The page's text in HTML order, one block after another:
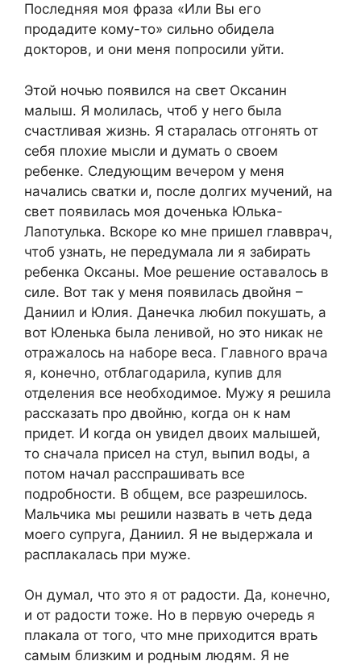
Последняя моя фраза «Или Вы его
продадите кому-то» сильно обидела
докторов, и они меня попросили уйти.
Этой ночью появился на свет Оксанин
малыш. Я молилась, чтоб у него была
счастливая жизнь. Я старалась отгонять от
себя плохие мысли и думать о своем
ребенке. Следующим вечером у меня
начались сватки и, после долгих мучений, на
свет появилась моя доченька Юлька-
Лапотулька. Вскоре ко мне пришел главврач,
чтоб узнать, не передумала ли я забирать
ребенка Оксаны. Мое решение оставалось в
силе. Вот так у меня появилась двойня –
Даниил и Юлия. Данечка любил покушать, а
вот Юленька была ленивой, но это никак не
отражалось на наборе веса. Главного врача
я, конечно, отблагодарила, купив для
отделения все необходимое. Мужу я решила
рассказать про двойню, когда он к нам
придет. И когда он увидел двоих малышей,
то сначала присел на стул, выпил воды, а
потом начал расспрашивать все
подробности. В общем, все разрешилось.
Мальчика мы решили назвать в четь деда
моего супруга, Даниил. Я не выдержала и
расплакалась при муже.
Он думал, что это я от радости. Да, конечно,
и от радости тоже. Но в первую очередь я
плакала от того, что мне приходится врать
самым близким и родным людям. Я не